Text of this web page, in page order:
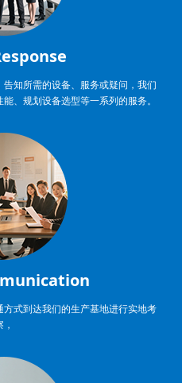
知所需的设备、服务或疑问，我们
、规划设备选型等一系列的服务。
式到达我们的生产基地进行实地考